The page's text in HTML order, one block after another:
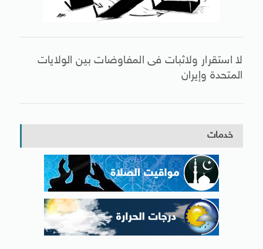
لا استقرار ولاثبات فى المفاوضات بين الولايات
المتحدة وإيران
خدمات